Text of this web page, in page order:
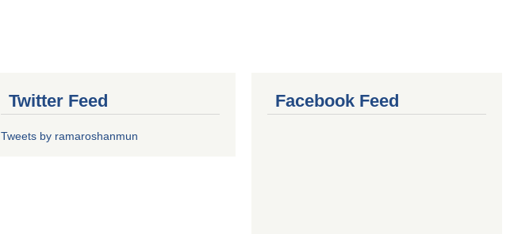
Twitter Feed
Tweets by ramaroshanmun
Facebook Feed